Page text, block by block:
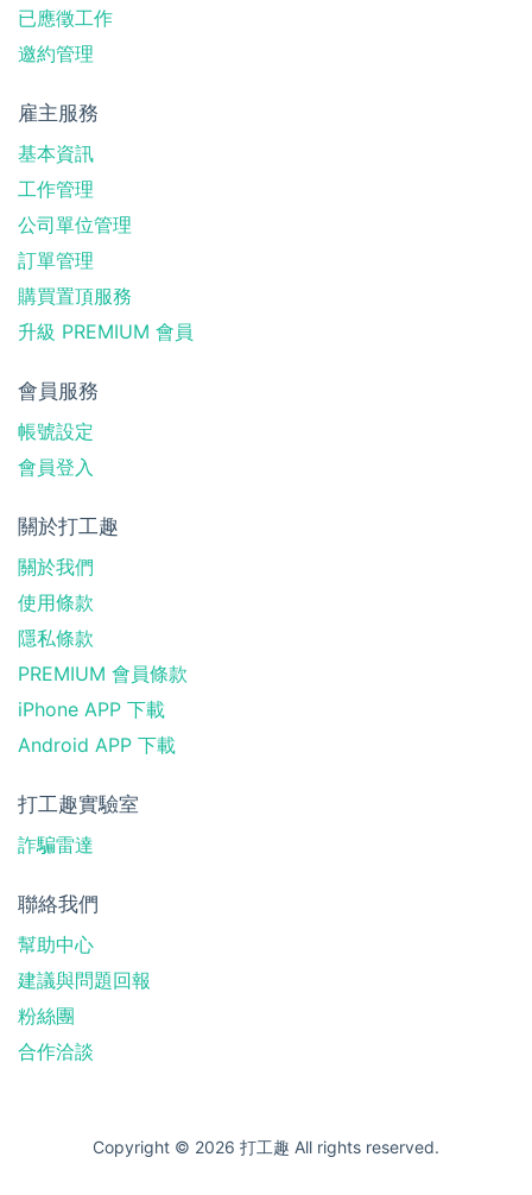
已應徵工作
邀約管理
雇主服務
基本資訊
工作管理
公司單位管理
訂單管理
購買置頂服務
升級 PREMIUM 會員
會員服務
帳號設定
會員登入
關於打工趣
關於我們
使用條款
隱私條款
PREMIUM 會員條款
iPhone APP 下載
Android APP 下載
打工趣實驗室
詐騙雷達
聯絡我們
幫助中心
建議與問題回報
粉絲團
合作洽談
Copyright © 2026 打工趣 All rights reserved.